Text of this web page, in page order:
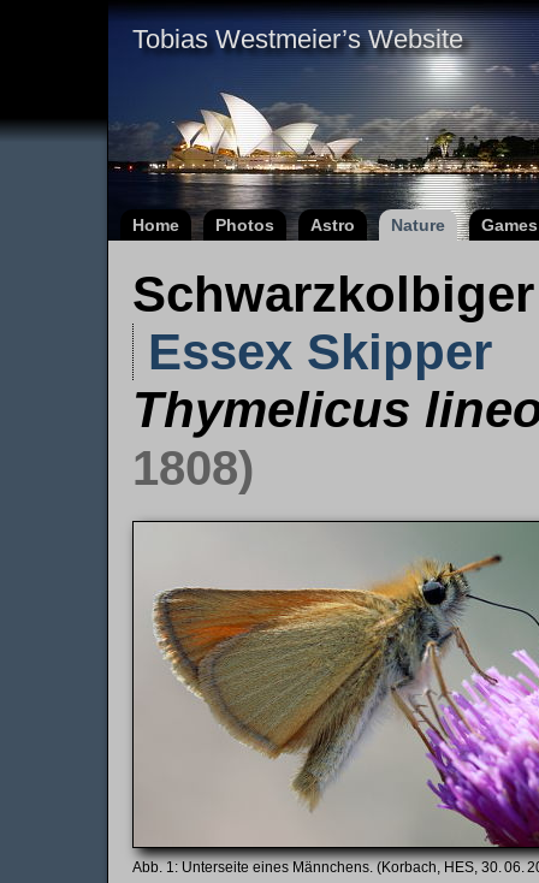
Tobias Westmeier’s Website
Home Photos Astro Nature Games
Essex Skipper
Thymelicus
1808)
Unterseite eines Männchens. (Korbach, HES, 30. 06.